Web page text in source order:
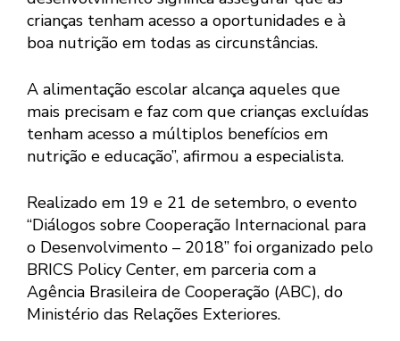
crianças tenham acesso a oportunidades e à
boa nutrição em todas as circunstâncias.
A alimentação escolar alcança aqueles que
mais precisam e faz com que crianças excluídas
tenham acesso a múltiplos benefícios em
nutrição e educação”, afirmou a especialista.
Realizado em 19 e 21 de setembro, o evento
“Diálogos sobre Cooperação Internacional para
o Desenvolvimento – 2018” foi organizado pelo
BRICS Policy Center, em parceria com a
Agência Brasileira de Cooperação (ABC), do
Ministério das Relações Exteriores.